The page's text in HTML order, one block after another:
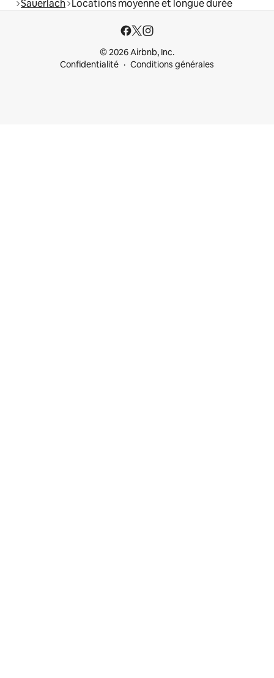
Sauerlach Locations moyenne et longue durée
© 2026 Airbnb, Inc.
Confidentialité
Conditions générales